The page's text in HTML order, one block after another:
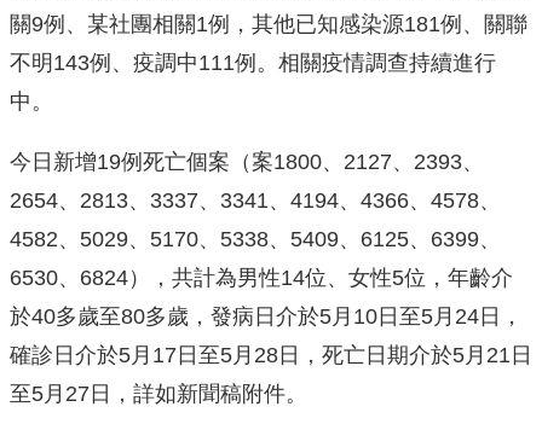
關9例、某社團相關1例，其他已知感染源181例、關聯
不明143例、疫調中111例。相關疫情調查持續進行
中。
今日新增19例死亡個案（案1800、2127、2393、
2654、2813、3337、3341、4194、4366、4578、
4582、5029、5170、5338、5409、6125、6399、
6530、6824），共計為男性14位、女性5位，年齡介
於40多歲至80多歲，發病日介於5月10日至5月24日，
確診日介於5月17日至5月28日，死亡日期介於5月21日
至5月27日，詳如新聞稿附件。